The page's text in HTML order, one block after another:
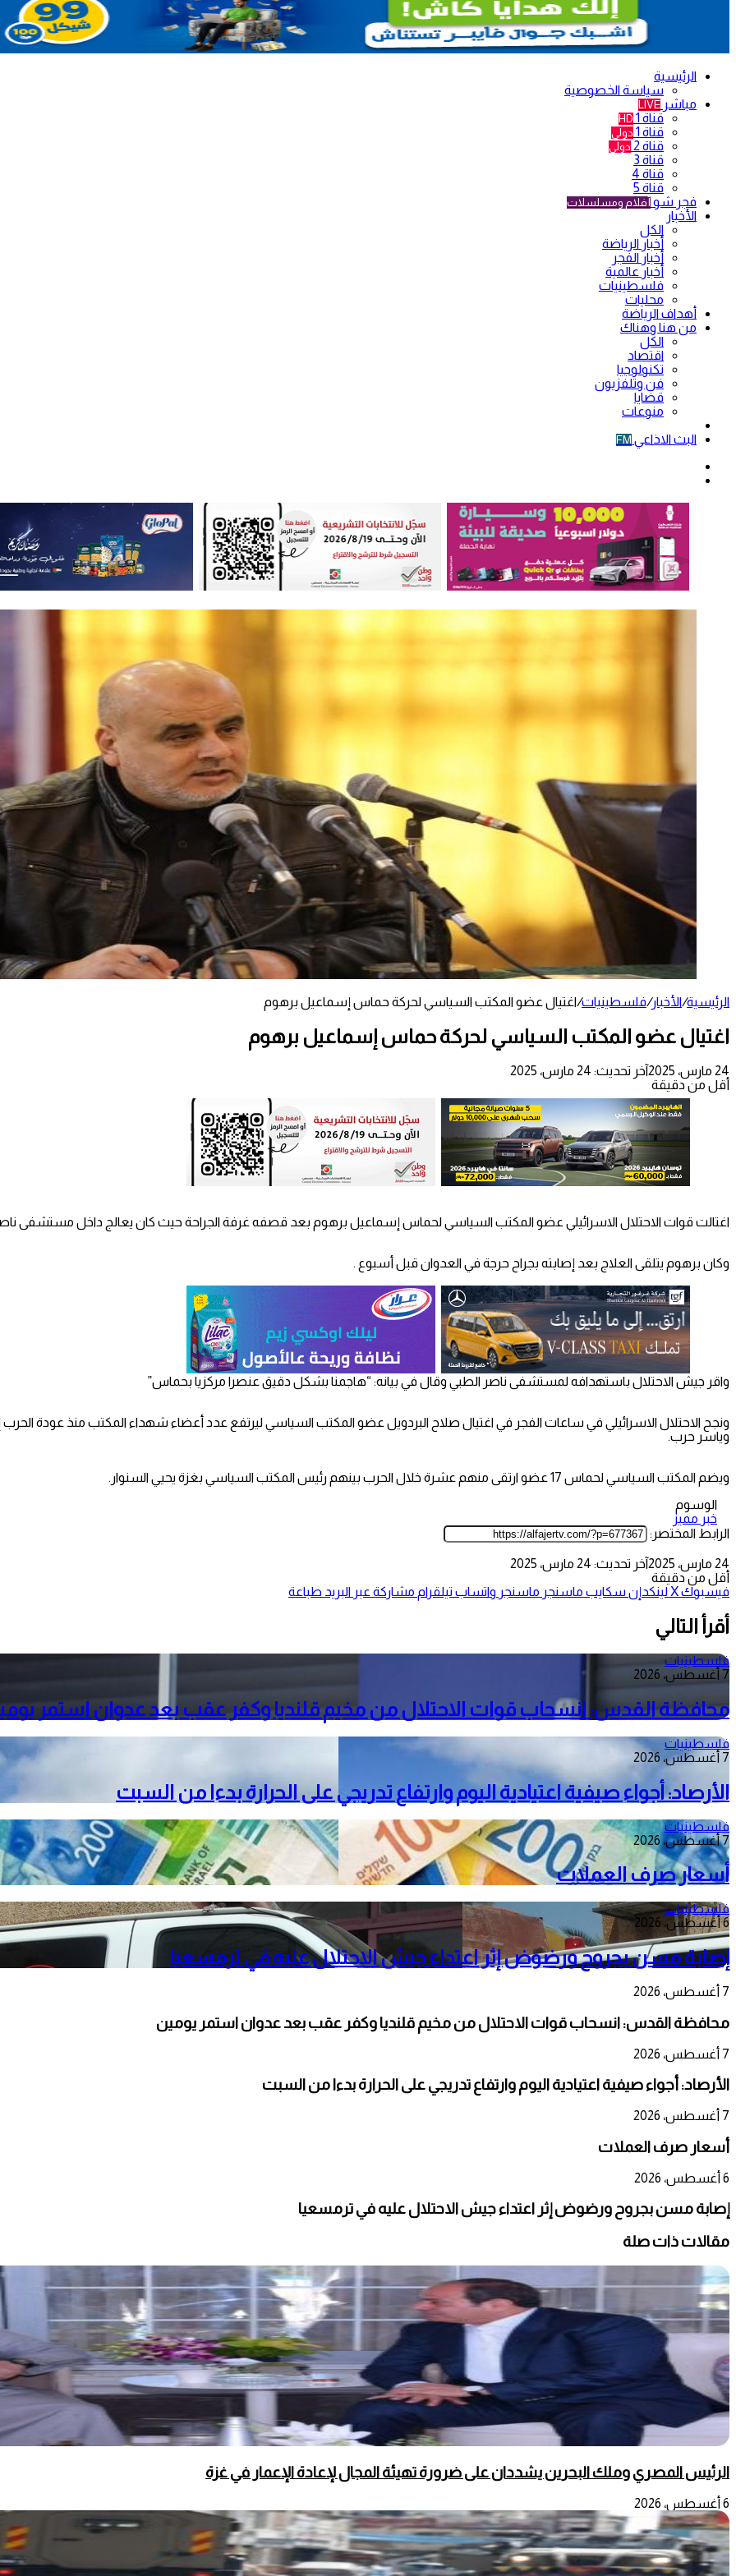
الرئيسية
سياسة الخصوصية
مباشر LIVE
قناة 1 HD
قناة 1 دولي
قناة 2 دولي
قناة 3
قناة 4
قناة 5
فجر شو أفلام ومسلسلات
الأخبار
الكل
أخبار الرياضة
أخبار الفجر
أخبار عالمية
فلسطينيات
محليات
أهداف الرياضة
من هنا وهناك
الكل
اقتصاد
تكنولوجيا
فن وتلفزيون
قضايا
منوعات
البث الاذاعي FM
الرئيسية/الأخبار/فلسطينيات/اغتيال عضو المكتب السياسي لحركة حماس إسماعيل برهوم
اغتيال عضو المكتب السياسي لحركة حماس إسماعيل برهوم
24 مارس، 2025
آخر تحديث: 24 مارس، 2025
أقل من دقيقة
اغتالت قوات الاحتلال الاسرائيلي عضو المكتب السياسي لحماس إسماعيل برهوم بعد قصفه غرفة الجراحة حيث كان يعالج داخل مستشفى
وكان برهوم يتلقى العلاج بعد إصابته بجراح حرجة في العدوان قبل أسبوع .
واقر جيش الاحتلال باستهدافه لمستشفى ناصر الطبي وقال في بيانه: “هاجمنا بشكل دقيق عنصرا مركزيا بحماس”
ونجح الاحتلال الاسرائيلي في ساعات الفجر في اغتيال صلاح البردويل عضو المكتب السياسي ليرتفع عدد أعضاء شهداء المكتب منذ عودة
وياسر حرب.
ويضم المكتب السياسي لحماس 17 عضو ارتقى منهم عشرة خلال الحرب بينهم رئيس المكتب السياسي بغزة يحيي السنوار.
الوسوم
خبر مميز
الرابط المختصر:
24 مارس، 2025
آخر تحديث: 24 مارس، 2025
أقل من دقيقة
فيسبوك‫Xلينكدإن سكايب ماسنجر ماسنجر واتساب تيلقرام مشاركة عبر البريد طباعة
أقرأ التالي
فلسطينيات
7 أغسطس، 2026
محافظة القدس: انسحاب قوات الاحتلال من مخيم قلنديا وكفر عقب بعد عدوان استمر
فلسطينيات
7 أغسطس، 2026
الأرصاد: أجواء صيفية اعتيادية اليوم وارتفاع تدريجي على الحرارة بدءا من السبت
فلسطينيات
7 أغسطس، 2026
أسعار صرف العملات
فلسطينيات
6 أغسطس، 2026
إصابة مسن بجروح ورضوض إثر اعتداء جيش الاحتلال عليه في ترمسعيا
7 أغسطس، 2026
محافظة القدس: انسحاب قوات الاحتلال من مخيم قلنديا وكفر عقب بعد عدوان استمر يومين
7 أغسطس، 2026
الأرصاد: أجواء صيفية اعتيادية اليوم وارتفاع تدريجي على الحرارة بدءا من السبت
7 أغسطس، 2026
أسعار صرف العملات
6 أغسطس، 2026
إصابة مسن بجروح ورضوض إثر اعتداء جيش الاحتلال عليه في ترمسعيا
مقالات ذات صلة
الرئيس المصري وملك البحرين يشددان على ضرورة تهيئة المجال لإعادة الإعمار في غزة
6 أغسطس، 2026